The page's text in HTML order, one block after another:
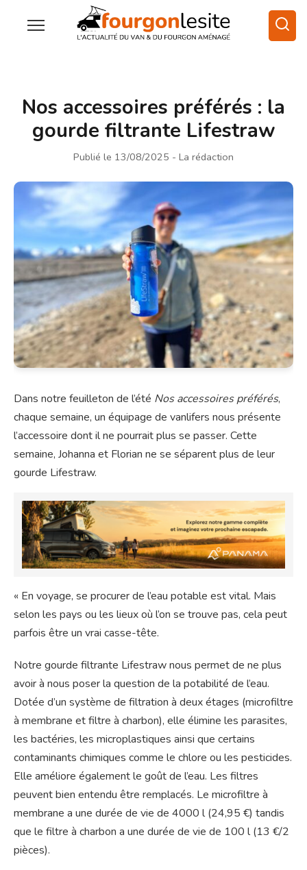
Nos accessoires préférés : la
gourde filtrante Lifestraw
Publié le 13/08/2025 - La rédaction
Dans notre feuilleton de l’été Nos accessoires préférés,
chaque semaine, un équipage de vanlifers nous présente
l’accessoire dont il ne pourrait plus se passer. Cette
semaine, Johanna et Florian ne se séparent plus de leur
gourde Lifestraw.
« En voyage, se procurer de l’eau potable est vital. Mais
selon les pays ou les lieux où l’on se trouve pas, cela peut
parfois être un vrai casse-tête.
Notre gourde filtrante Lifestraw nous permet de ne plus
avoir à nous poser la question de la potabilité de l’eau.
Dotée d’un système de filtration à deux étages (microfiltre
à membrane et filtre à charbon), elle élimine les parasites,
les bactéries, les microplastiques ainsi que certains
contaminants chimiques comme le chlore ou les pesticides.
Elle améliore également le goût de l’eau. Les filtres
peuvent bien entendu être remplacés. Le microfiltre à
membrane a une durée de vie de 4000 l (24,95 €) tandis
que le filtre à charbon a une durée de vie de 100 l (13 €/2
pièces).